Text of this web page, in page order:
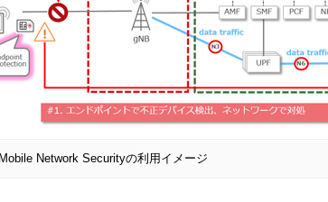
Network Securityの利用イメージ